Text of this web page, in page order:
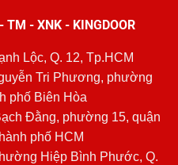
TM - XNK - KINGDOOR
Lộc, Q. 12, Tp.HCM
Tri Phương, phường
phố Biên Hòa
Đằng, phường 15, quận
phố HCM
Hiệp Bình Phước, Q.